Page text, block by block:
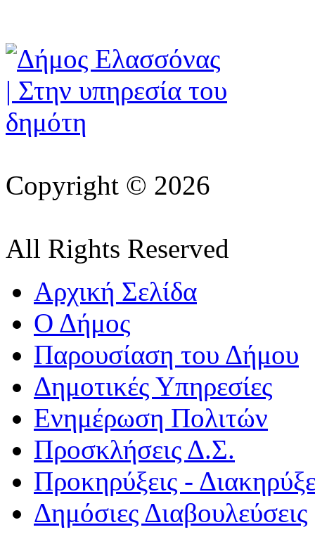
Copyright © 2026
All Rights Reserved
Αρχική Σελίδα
Ο Δήμος
Παρουσίαση του Δήμου
Δημοτικές Υπηρεσίες
Ενημέρωση Πολιτών
Προσκλήσεις Δ.Σ.
Προκηρύξεις -
Δημόσιες Διαβουλεύσεις